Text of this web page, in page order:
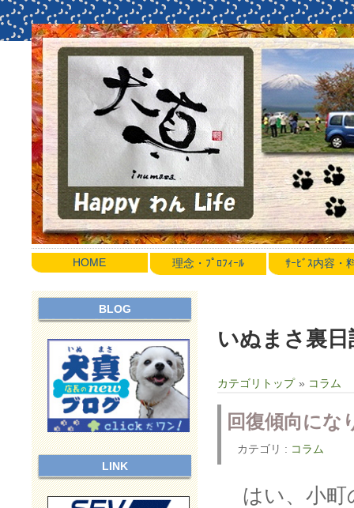
HOME 理念・ﾌﾟﾛﾌｨｰﾙ ｻｰﾋﾞｽ内容・
いぬまさ裏
カテゴリトップ » コラム
回復傾向に
カテゴリ : コラム
はい、小
BLOG
LINK